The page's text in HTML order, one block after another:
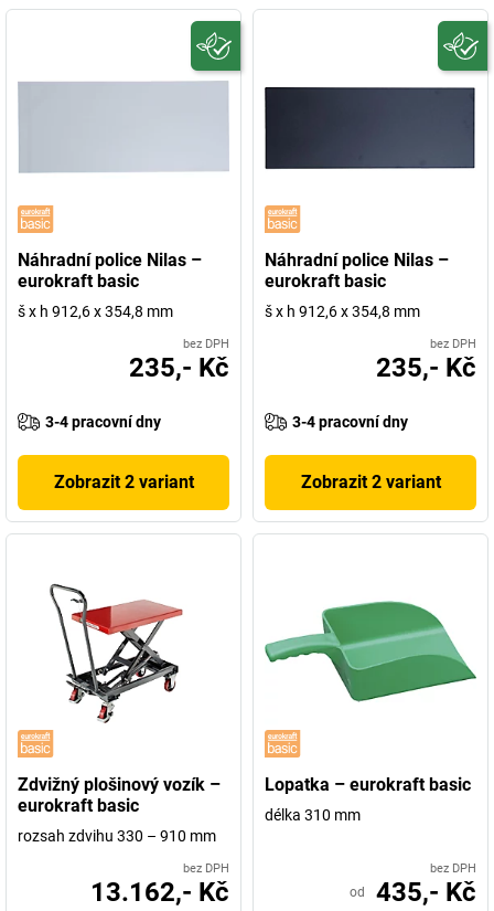
Náhradní police Nilas –
eurokraft basic
š x h 912,6 x 354,8 mm
bez DPH
235,- Kč
3-4 pracovní dny
Zobrazit 2 variant
Náhradní police Nilas –
eurokraft basic
š x h 912,6 x 354,8 mm
bez DPH
235,- Kč
3-4 pracovní dny
Zobrazit 2 variant
Zdvižný plošinový vozík –
eurokraft basic
rozsah zdvihu 330 – 910 mm
bez DPH
13.162,- Kč
Lopatka – eurokraft basic
délka 310 mm
bez DPH
od 435,- Kč